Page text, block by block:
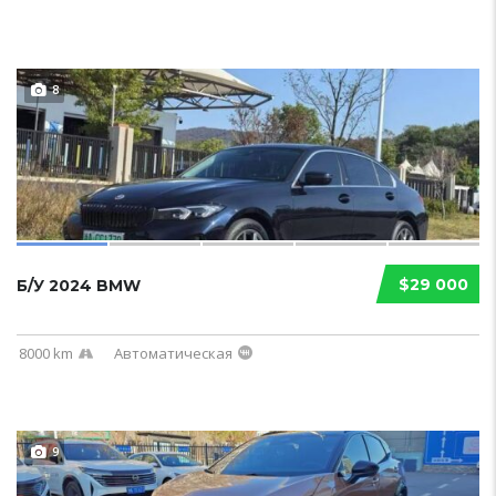
8
$29 000
Б/У 2024 BMW
8000 km Автоматическая
9